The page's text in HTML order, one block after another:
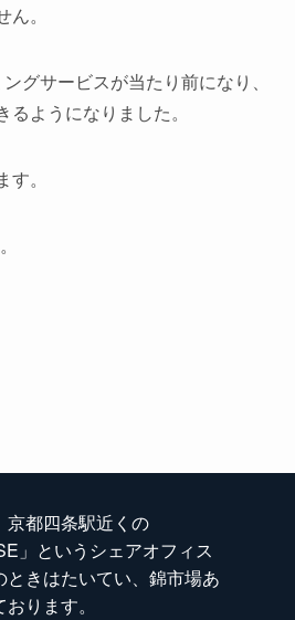
。
グサービスが当たり前になり、
ようになりました。
。
京都四条駅近くの
」というシェアオフィス
ときはたいてい、錦市場あ
ります。